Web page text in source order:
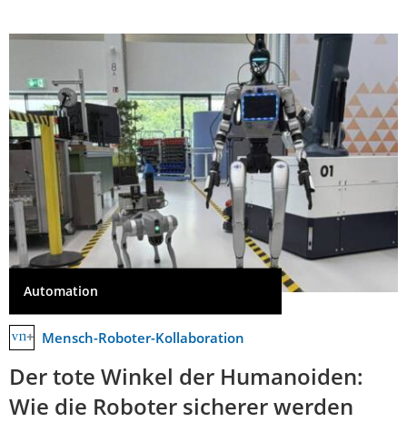
Automation
Mensch-Roboter-Kollaboration
Der tote Winkel der Humanoiden:
Wie die Roboter sicherer werden